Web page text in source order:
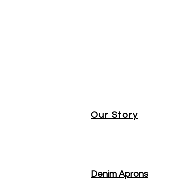
Our Story
Denim Aprons